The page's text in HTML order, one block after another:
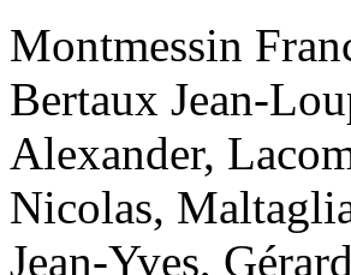
Montmessin
Bertaux Jean-
Alexander,
Nicolas,
Jean-Yves, Gérard